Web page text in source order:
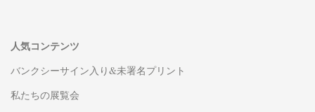
人気コンテンツ
バンクシーサイン入り&未署名プリント
私たちの展覧会